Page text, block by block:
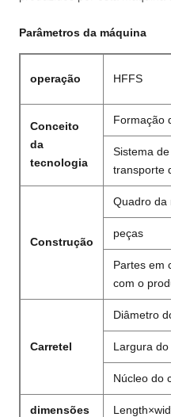
Parâmetros da máquina
operação HFFS
Conceito
da
tecnologia
Formação
Sistema de
transporte
Construção
Quadro da
peças
Partes em
com o
Carretel
Diâmetro
Largura
Núcleo do
dimensões